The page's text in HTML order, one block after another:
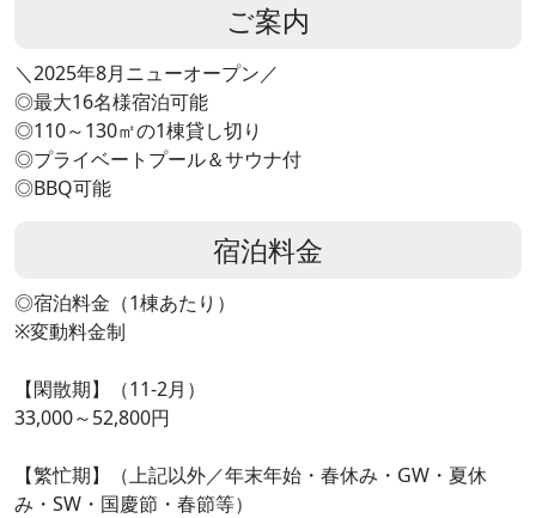
ご案内
＼2025年8月ニューオープン／
◎最大16名様宿泊可能
◎110～130㎡の1棟貸し切り
◎プライベートプール＆サウナ付
◎BBQ可能
宿泊料金
◎宿泊料金（1棟あたり）
※変動料金制
【閑散期】（11-2月）
33,000～52,800円
【繁忙期】（上記以外／年末年始・春休み・GW・夏休
み・SW・国慶節・春節等）